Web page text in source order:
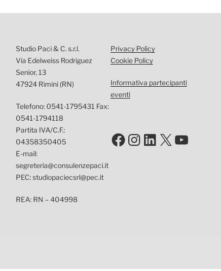
Studio Paci & C. s.r.l.
Via Edelweiss Rodriguez
Senior, 13
47924 Rimini (RN)
Telefono: 0541-1795431 Fax:
0541-1794118
Partita IVA/C.F.:
04358350405
E-mail:
segreteria@consulenzepaci.it
PEC: studiopaciecsrl@pec.it
REA: RN – 404998
Privacy Policy
Cookie Policy
Informativa partecipanti
eventi
Facebook
Instagram
LinkedIn
X